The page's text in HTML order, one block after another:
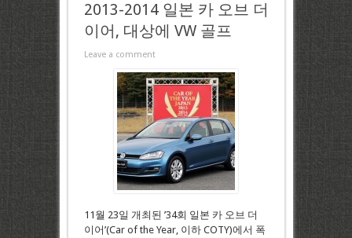
2013-2014 일본 카 오브 더
이어, 대상에 VW 골프
Leave a comment
11월 23일 개최된 ’34회 일본 카 오브 더
이어’(Car of the Year, 이하 COTY)에서 폭